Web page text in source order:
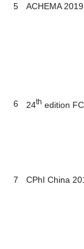
5 ACHEMA 2019
6 24th edition
7 CPhI China